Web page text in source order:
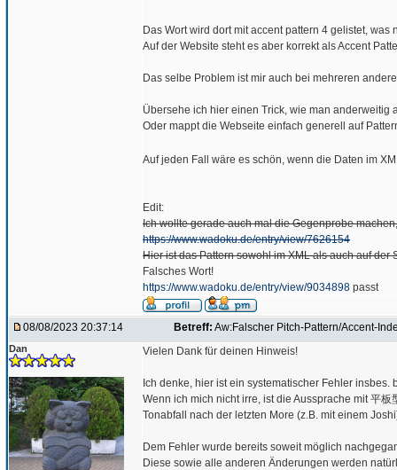
Das Wort wird dort mit accent pattern 4 gelistet, was
Auf der Website steht es aber korrekt als Accent
Das selbe Problem ist mir auch bei mehreren
Übersehe ich hier einen Trick, wie man anderweitig
Oder mappt die Webseite einfach generell auf
Auf jeden Fall wäre es schön, wenn die Daten im
Edit:
Ich wollte gerade auch mal die Gegenprobe
https://www.wadoku.de/entry/view/7626154
Hier ist das Pattern sowohl im XML als auch auf
Falsches Wort!
https://www.wadoku.de/entry/view/9034898 passt
08/08/2023 20:37:14 Betreff: Aw:Falscher Pitch-Pattern/Accent-
Dan Vielen Dank für deinen Hinweis!
Ich denke, hier ist ein systematischer Fehler insbes.
Wenn ich mich nicht irre, ist die Aussprache mit 平
Tonabfall nach der letzten More (z.B. mit einem
Dem Fehler wurde bereits soweit möglich
Diese sowie alle anderen Änderungen werden